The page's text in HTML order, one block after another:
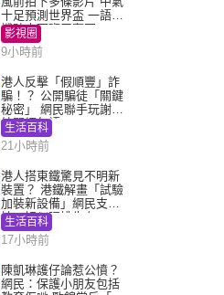
十足預測世界盃 一語成
讖貼中西班牙奪冠
影視圈
9小時前
港人反擊「假順豐」詐
騙！？ 公開騙徒「關鍵
秘密」 網民聯手玩謝：
練習緬甸語
生活百科
21小時前
港人搭東鐵驚見不明新
裝置？ 港鐵解畫「試驗
加裝新設備」網民支
持：好似呢排先有
生活百科
17小時前
陳凱琳護仔論惹公憤？
網民：保護小朋友包括